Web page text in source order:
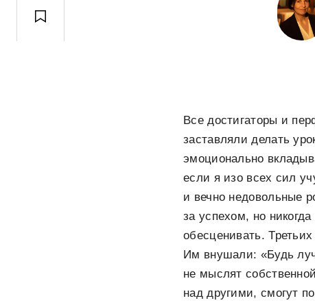
Все достигаторы и
заставляли делать
эмоционально
если я изо всех сил
и вечно недовольные
за успехом, но
обесценивать.
Им внушали: «Будь
не мыслят
над другими, смогут